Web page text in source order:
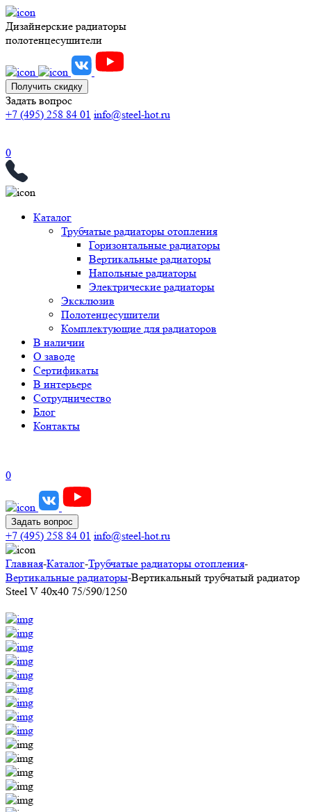
Дизайнерские радиаторы
полотенцесушители
Получить скидку
Задать вопрос
+7 (495) 258 84 01 info@steel-hot.ru
0
Каталог
Трубчатые радиаторы отопления
Горизонтальные радиаторы
Вертикальные радиаторы
Напольные радиаторы
Электрические радиаторы
Эксклюзив
Полотенцесушители
Комплектующие для радиаторов
В наличии
О заводе
Сертификаты
В интерьере
Сотрудничество
Блог
Контакты
0
Задать вопрос
+7 (495) 258 84 01 info@steel-hot.ru
Главная-Каталог-Трубчатые радиаторы отопления-
Вертикальные радиаторы-Вертикальный трубчатый радиатор
Steel V 40х40 75/590/1250